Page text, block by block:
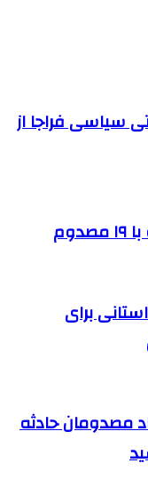
سیاسی فراجا از
استانی برای
مصدومان حادثه